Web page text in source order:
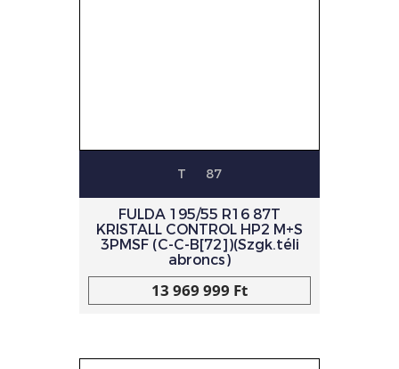
T 87
FULDA 195/55 R16 87T
KRISTALL CONTROL HP2 M+S
3PMSF (C-C-B[72])(Szgk.téli
abroncs)
13 969 999 Ft